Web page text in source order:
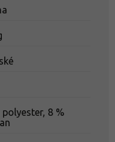
polyester, 8 %